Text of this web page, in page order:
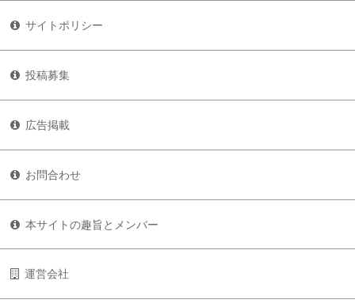
サイトポリシー
投稿募集
広告掲載
お問合わせ
本サイトの趣旨とメンバー
運営会社